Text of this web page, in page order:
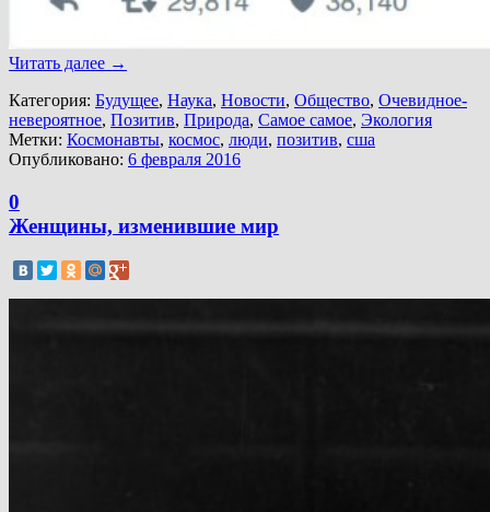
Читать далее →
Категория: Будущее, Наука, Новости, Общество, Очевидное-
невероятное, Позитив, Природа, Самое самое, Экология
Метки: Космонавты, космос, люди, позитив, сша
Опубликовано: 6 февраля 2016
0
Женщины, изменившие мир